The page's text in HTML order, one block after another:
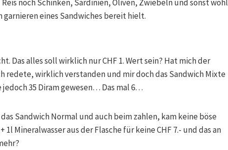
noch Schinken, Sardinien, Oliven, Zwiebeln und sonst wohl
garnieren eines Sandwiches bereit hielt.
Das alles soll wirklich nur CHF 1. Wert sein? Hat mich der
redete, wirklich verstanden und mir doch das Sandwich Mixte
35 Diram gewesen… Das mal 6…
Sandwich Normal und auch beim zahlen, kam keine böse
1l Mineralwasser aus der Flasche für keine CHF 7.- und das an